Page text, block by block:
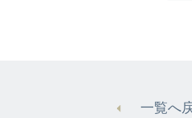
一覧へ